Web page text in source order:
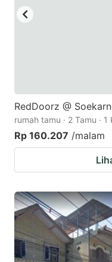
changing
dates.
RedDoorz @
rumah tamu · 2 Tamu ·
Rp 160.207 /malam